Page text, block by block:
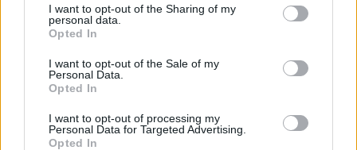
not limited to your visit or usage behaviour. You may click to
grant or deny consent to Google and its third-party tags to
use your data for below specified purposes in below Google
consent section.
I want to opt-out of the Sharing of my
personal data.
Opted In
I want to opt-out of the Sale of my
Personal Data.
Opted In
I want to opt-out of processing my
Personal Data for Targeted Advertising.
Opted In